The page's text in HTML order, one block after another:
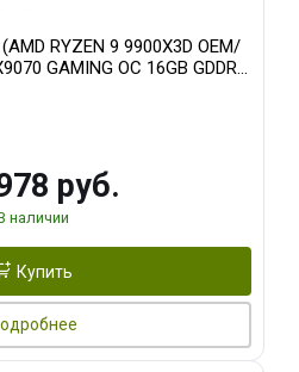
RYZEN 9 9900X3D OEM/
GAMING OC 16GB GDDR6
руб.
наличии
Купить